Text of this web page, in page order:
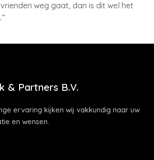
weg gaat, dan is dit wel het
& Partners B.V.
ervaring kijken wij vakkundig naar uw
en wensen.